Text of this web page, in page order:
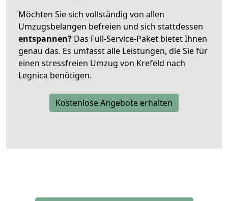
Möchten Sie sich vollständig von allen
Umzugsbelangen befreien und sich stattdessen
entspannen? Das Full-Service-Paket bietet Ihnen
genau das. Es umfasst alle Leistungen, die Sie für
einen stressfreien Umzug von Krefeld nach
Legnica benötigen.
Kostenlose Angebote erhalten